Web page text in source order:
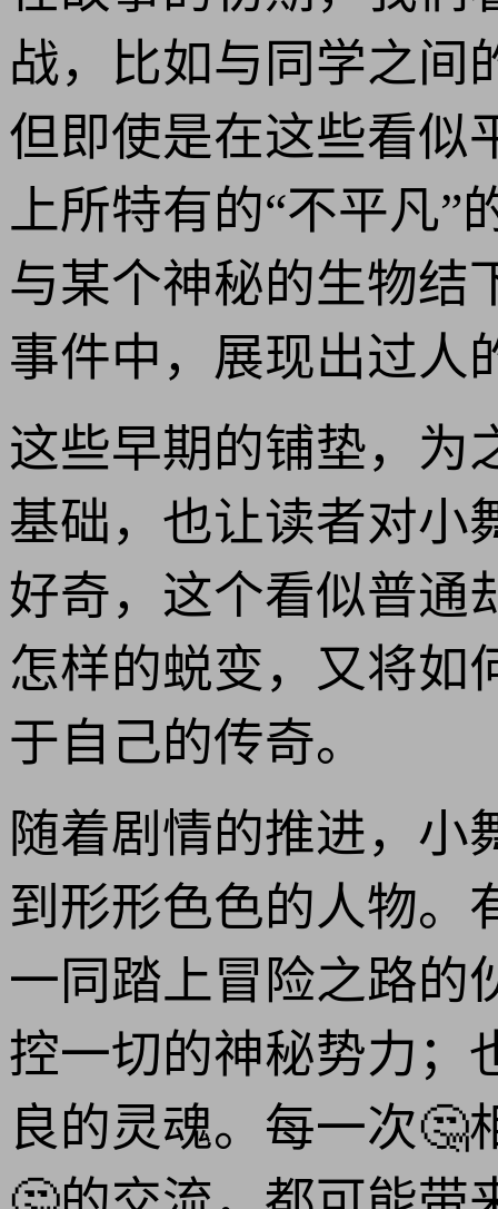
战，比如与同学之间
但即使是在这些看似
上所特有的“不平凡”
与某个神秘的生物结
事件中，展现出过人
这些早期的铺垫，为
基础，也让读者对小
好奇，这个看似普通
怎样的蜕变，又将如
于自己的传奇。
随着剧情的推进，小
到形形色色的人物。
一同踏上冒险之路的
控一切的神秘势力；
良的灵魂。每一次